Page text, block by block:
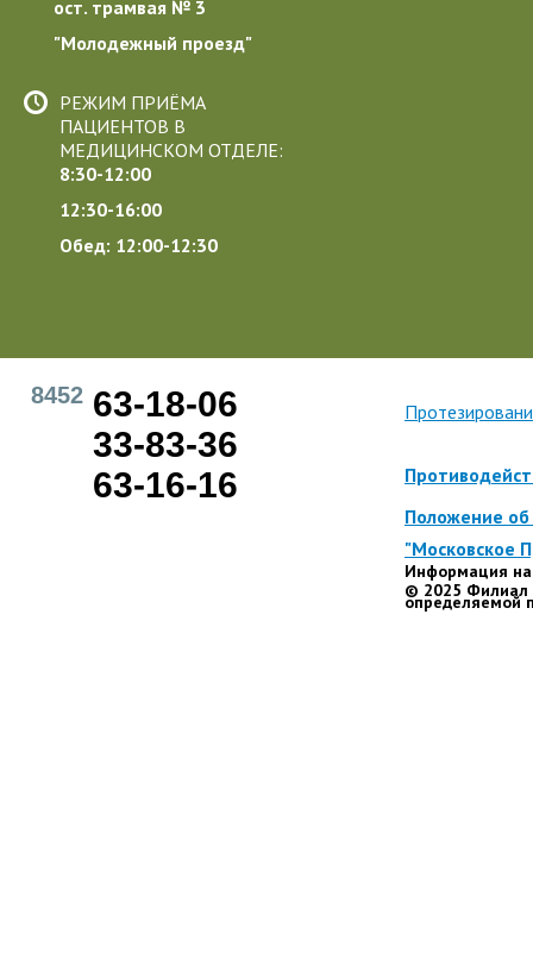
ост. трамвая № 3
"Молодежный проезд"
РЕЖИМ ПРИЁМА
ПАЦИЕНТОВ В
МЕДИЦИНСКОМ ОТДЕЛЕ:
8:30-12:00
12:30-16:00
Обед: 12:00-12:30
8452 63-18-06
33-83-36
63-16-16
Положение
"Московское
© 2025 Филиал
Информация на
определяемой